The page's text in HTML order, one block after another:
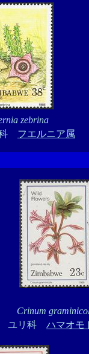
zebrina
科 フエルニア属
Crinum
ユリ科 ハマオモ